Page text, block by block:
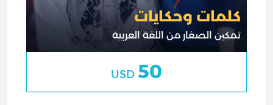
كلمات وحكايات
تمكين الصغار من اللغة العربية
50